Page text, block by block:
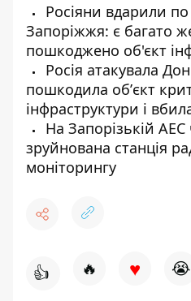
Росіяни вдарили по
Запоріжжя: є багато
пошкоджено об'єкт
Росія атакувала
пошкодила обʼєкт
інфраструктури і
На Запорізькій АЕС
зруйнована станція
моніторингу
👍 🔥 ♥ 😭